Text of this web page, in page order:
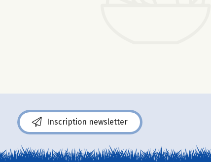
Inscription newsletter